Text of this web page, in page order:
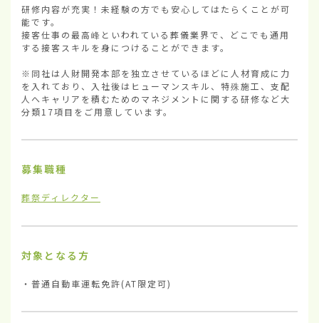
研修内容が充実！未経験の方でも安心してはたらくことが可
能です。
接客仕事の最高峰といわれている葬儀業界で、どこでも通用
する接客スキルを身につけることができます。
※同社は人財開発本部を独立させているほどに人材育成に力
を入れており、入社後はヒューマンスキル、特殊施工、支配
人へキャリアを積むためのマネジメントに関する研修など大
分類17項目をご用意しています。
募集職種
葬祭ディレクター
対象となる方
・普通自動車運転免許(AT限定可)